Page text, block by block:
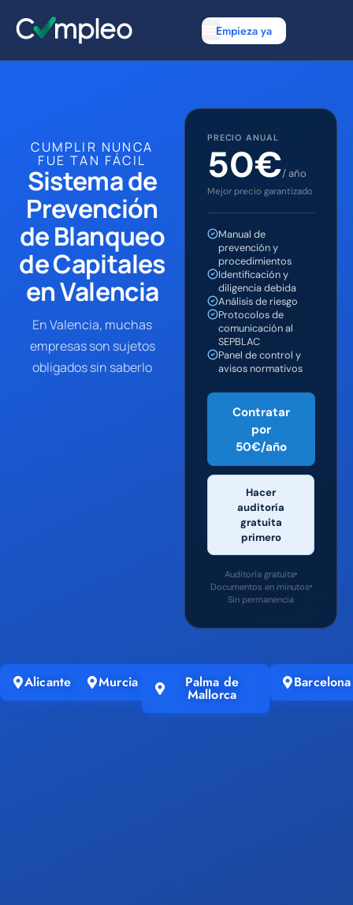
Empieza ya
CUMPLIR NUNCA
FUE TAN FÁCIL
Sistema de
Prevención
de Blanqueo
de Capitales
en Valencia
En Valencia, muchas
empresas son sujetos
obligados sin saberlo
PRECIO ANUAL
50€/ año
Mejor precio garantizado
Manual de
prevención y
procedimientos
Identificación y
diligencia debida
Análisis de riesgo
Protocolos de
comunicación al
SEPBLAC
Panel de control y
avisos normativos
Contratar
por
50€/año
Hacer
auditoría
gratuita
primero
Auditoría gratuita
Documentos en minutos
Sin permanencia
Alicante Murcia Palma de
Mallorca
Barcelona